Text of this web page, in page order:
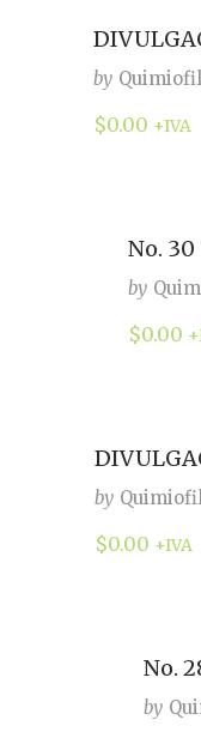
by
$0.00 +IVA
No. 30
by
$0.00
by
$0.00 +IVA
No.
by